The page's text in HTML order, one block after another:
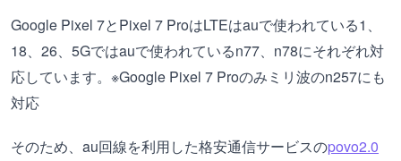
Google Pixel 7とPixel 7 ProはLTEはauで使われている1、
18、26、5Gではauで使われているn77、n78にそれぞれ対
応しています。※Google Pixel 7 Proのみミリ波のn257にも
対応
そのため、au回線を利用した格安通信サービスのpovo2.0